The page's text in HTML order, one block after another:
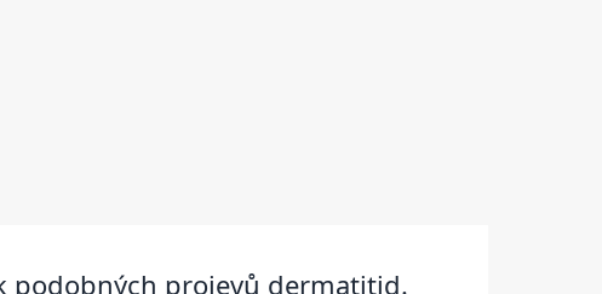
podobných projevů dermatitid.